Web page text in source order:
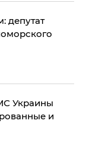
депутат
Украины
и